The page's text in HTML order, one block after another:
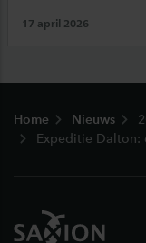
17 april 2026
Home Nieuws
Expeditie Dalton: